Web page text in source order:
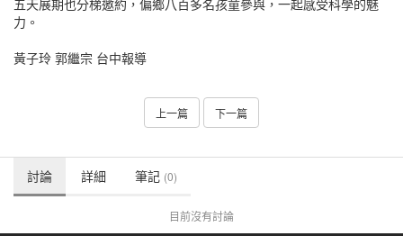
五天展期也分梯邀約，偏鄉八百多名孩童參與，一起感受科學的魅
力。
黃子玲 郭繼宗 台中報導
上一篇 下一篇
討論 詳細 筆記 (0)
目前沒有討論